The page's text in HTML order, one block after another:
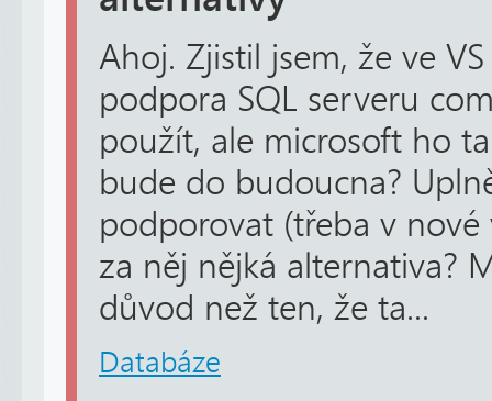
Ahoj. Zjistil jsem, že ve
podpora SQL serveru
použít, ale microsoft ho
bude do budoucna?
podporovat (třeba v nové
za něj nějká alternativa?
důvod než ten, že ta...
Databáze